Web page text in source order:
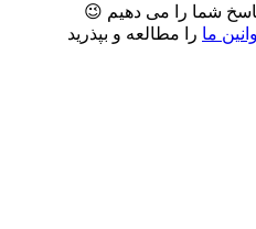
شما را می دهیم 😉
ما را مطالعه و بپذرید